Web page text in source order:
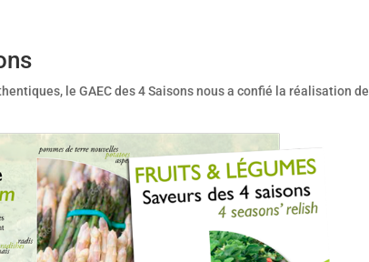
le GAEC des 4 Saisons nous a confié la réalisation de